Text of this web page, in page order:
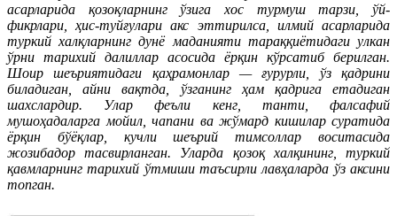
асарларида қозоқларнинг ўзига хос турмуш тарзи, ўй-
фикрлари, ҳис-туйғулари акс эттирилса, илмий асарларида
туркий халқларнинг дунё маданияти тараққиётидаги улкан
ўрни тарихий далиллар асосида ёрқин кўрсатиб берилган.
Шоир шеъриятидаги қаҳрамонлар — ғурурли, ўз қадрини
биладиган, айни вақтда, ўзганинг ҳам қадрига етадиган
шахслардир. Улар феъли кенг, танти, фалсафий
мушоҳадаларга мойил, чапани ва жўмард кишилар суратида
ёрқин бўёқлар, кучли шеърий тимсоллар воситасида
жозибадор тасвирланган. Уларда қозоқ халқининг, туркий
қавмларнинг тарихий ўтмиши таъсирли лавҳаларда ўз аксини
топган.